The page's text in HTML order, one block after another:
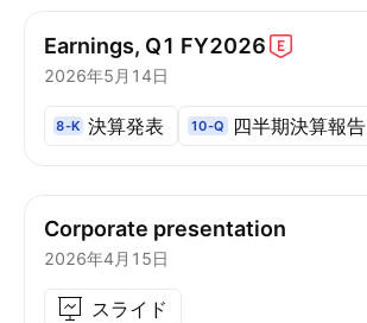
Earnings, Q1 FY2026
2026年5月14日
8-K 決算発表 10-Q 四半期決算報告
Corporate presentation
2026年4月15日
スライド